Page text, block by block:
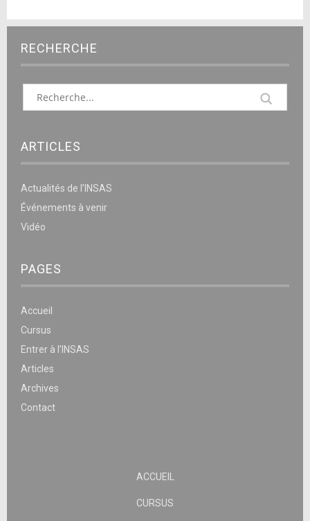
RECHERCHE
ARTICLES
Actualités de l’INSAS
Événements à venir
Vidéo
PAGES
Accueil
Cursus
Entrer à l’INSAS
Articles
Archives
Contact
ACCUEIL
CURSUS